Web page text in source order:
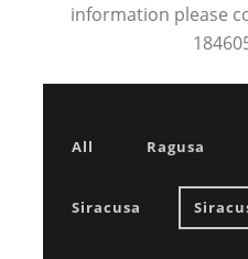
information please
All Ragusa
Siracusa